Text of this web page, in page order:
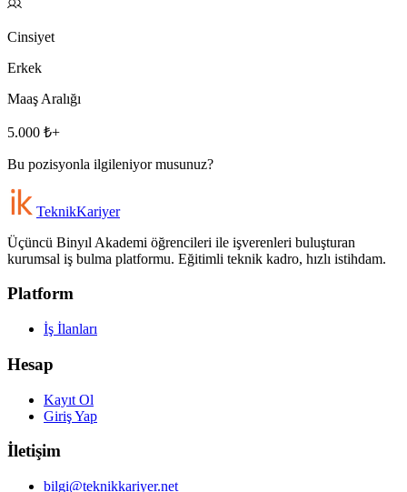
Cinsiyet
Erkek
Maaş Aralığı
5.000 ₺+
Bu pozisyonla ilgileniyor musunuz?
TeknikKariyer
Üçüncü Binyıl Akademi öğrencileri ile işverenleri buluşturan
kurumsal iş bulma platformu. Eğitimli teknik kadro, hızlı istihdam.
Platform
İş İlanları
Hesap
Kayıt Ol
Giriş Yap
İletişim
bilgi@teknikkariyer.net